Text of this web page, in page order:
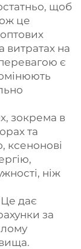
щоб
це
витратах на
є
зокрема в
та
ксенонові
ніж
дає
за